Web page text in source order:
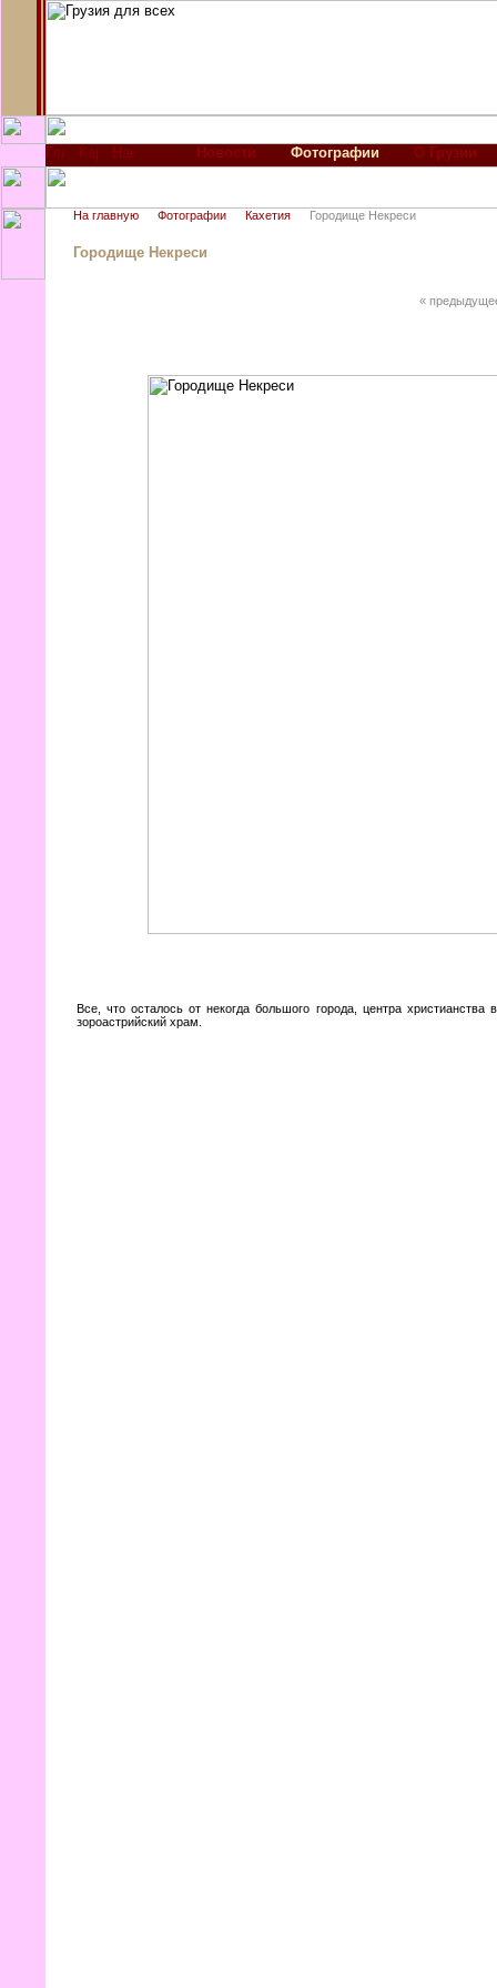
Новости Фотографии О Грузии
На главную Фотографии Кахетия Городище Некреси
Городище Некреси
«
Все, что осталось от некогда большого города, центра
зороастрийский храм.